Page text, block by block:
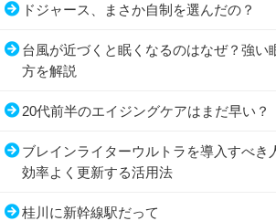
ドジャース、まさか自制を選んだの？
台風が近づくと眠くなるのはなぜ？強い
方を解説
20代前半のエイジングケアはまだ早い？
ブレインライターウルトラを導入すべき
効率よく更新する活用法
桂川に新幹線駅だって